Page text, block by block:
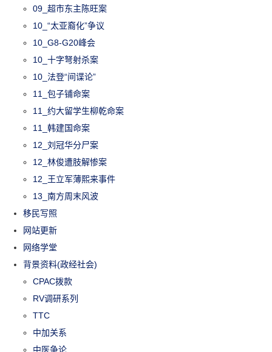
09_超市东主陈旺案
10_“太亚裔化”争议
10_G8-G20峰会
10_十字弩射杀案
10_法登“间谍论”
11_包子铺命案
11_约大留学生柳乾命案
11_韩建国命案
12_刘冠华分尸案
12_林俊遭肢解惨案
12_王立军薄熙来事件
13_南方周末风波
移民写照
网站更新
网络学堂
背景资料(政经社会)
CPAC拨款
RV调研系列
TTC
中加关系
中医争论